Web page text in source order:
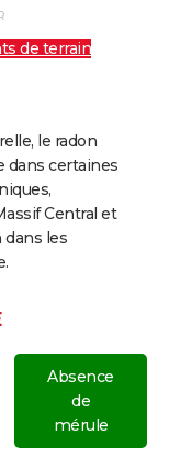
de terrain
le radon
dans certaines
Central et
dans les
Absence
de
mérule